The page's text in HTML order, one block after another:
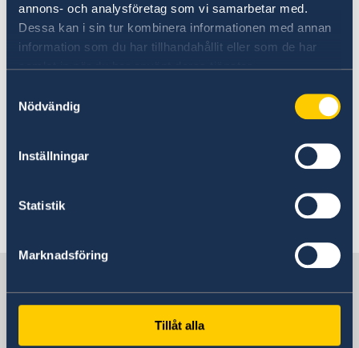
annons- och analysföretag som vi samarbetar med.
Dessa kan i sin tur kombinera informationen med annan
information som du har tillhandahållit eller som de har
samlat in när du har använt deras tjänster.
Nödvändig
Inställningar
Statistik
Marknadsföring
Tillåt alla
Credits: Melker Dahlstrand/imagebank.sweden.se
下記のニュースレターをご購読いただくとスウェ
す。どうぞご活用ください。
Sign up for emails for a career in Sweden. |
Sweden's embassy